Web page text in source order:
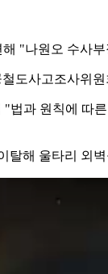
"나원오 수사
도사고조사위
과 원칙에 따
탈해 울타리 외